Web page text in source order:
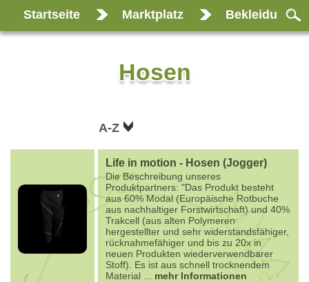
Startseite Marktplatz Bekleidung
Hosen
A-Z
Life in motion - Hosen (Jogger)
Die Beschreibung unseres
Produktpartners: "Das Produkt besteht
aus 60% Modal (Europäische Rotbuche
aus nachhaltiger Forstwirtschaft) und 40%
Trakcell (aus alten Polymeren
hergestellter und sehr widerstandsfähiger,
rücknahmefähiger und bis zu 20x in
neuen Produkten wiederverwendbarer
Stoff). Es ist aus schnell trocknendem
Material
mehr Informationen